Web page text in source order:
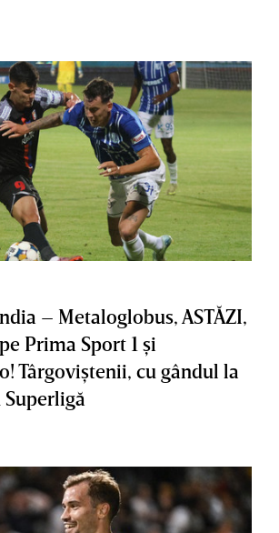
– Metaloglobus, ASTĂZI,
Prima Sport 1 şi
Târgoviştenii, cu gândul la